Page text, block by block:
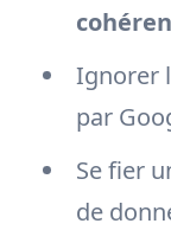
Ignorer
par
Se fier
de